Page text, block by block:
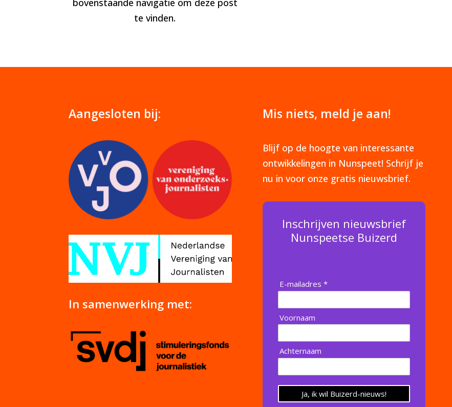
bovenstaande navigatie om deze post
te vinden.
Aangesloten bij:
In samenwerking met:
Mis niets, meld je aan!
Blijf op de hoogte van interessante
ontwikkelingen in Nunspeet! Schrijf je
nu in voor onze gratis nieuwsbrief.
Inschrijven nieuwsbrief
Nunspeetse Buizerd
E-mailadres *
Voornaam
Achternaam
Ja, ik wil Buizerd-nieuws!